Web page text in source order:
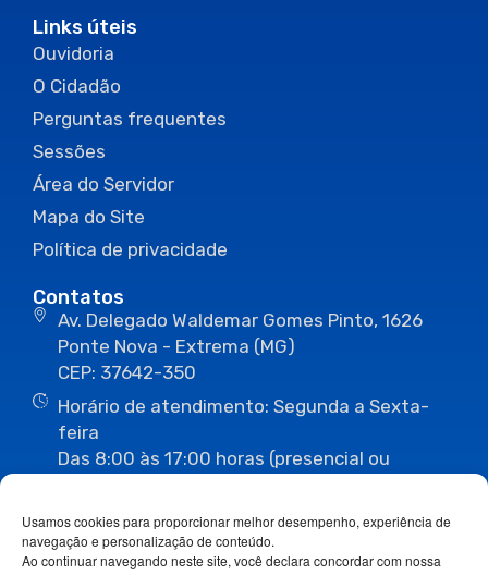
Usamos cookies para proporcionar melhor desempenho, experiência de
navegação e personalização de conteúdo.
Ao continuar navegando neste site, você declara concordar com nossa
Links úteis
Ouvidoria
O Cidadão
Perguntas frequentes
Sessões
Área do Servidor
Mapa do Site
Política de privacidade
Contatos
Av. Delegado Waldemar Gomes Pinto, 1626
Ponte Nova - Extrema (MG)
CEP: 37642-350
Horário de atendimento: Segunda a Sexta-
feira
Das 8:00 às 17:00 horas (presencial ou
(35) 3435-1112 (35) 3435-3063
ouvidoria@camaraextrema.mg.gov.br
imprensa@camaraextrema.mg.gov.br